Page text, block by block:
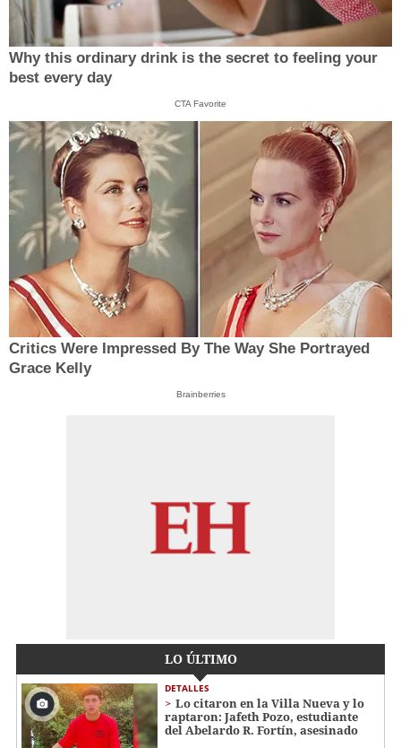
Why this ordinary drink is the secret to feeling your
best every day
CTA Favorite
Critics Were Impressed By The Way She Portrayed
Grace Kelly
Brainberries
LO ÚLTIMO
DETALLES
Lo citaron en la Villa Nueva y lo
raptaron: Jafeth Pozo, estudiante
del Abelardo R. Fortín, asesinado